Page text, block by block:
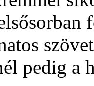
pedig a